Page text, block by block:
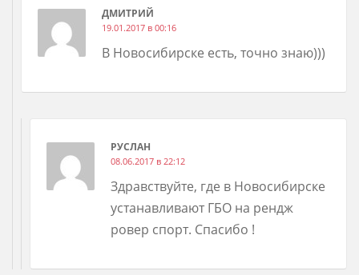
ДМИТРИЙ
19.01.2017 в 00:16
В Новосибирске есть, точно знаю)))
РУСЛАН
08.06.2017 в 22:12
Здравствуйте, где в Новосибирске
устанавливают ГБО на рендж
ровер спорт. Спасибо !